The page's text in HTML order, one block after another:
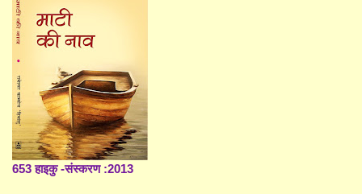
653 हाइकु -संस्करण :2013